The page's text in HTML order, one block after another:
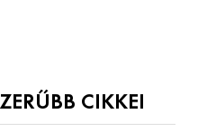
CIKKEI